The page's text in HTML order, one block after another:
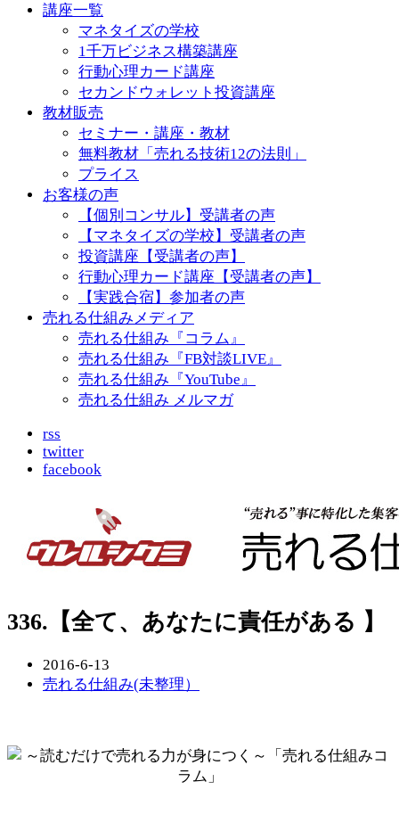
講座一覧
マネタイズの学校
1千万ビジネス構築講座
行動心理カード講座
セカンドウォレット投資講座
教材販売
セミナー・講座・教材
無料教材「売れる技術12の法則」
プライス
お客様の声
【個別コンサル】受講者の声
【マネタイズの学校】受講者の声
投資講座【受講者の声】
行動心理カード講座【受講者の声】
【実践合宿】参加者の声
売れる仕組みメディア
売れる仕組み『コラム』
売れる仕組み『FB対談LIVE』
売れる仕組み『YouTube』
売れる仕組み メルマガ
rss
twitter
facebook
336.【全て、あなたに責任がある 】
2016-6-13
売れる仕組み(未整理）